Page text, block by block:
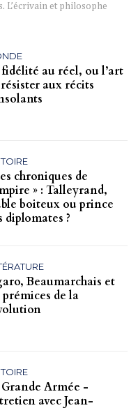
L’écrivain et philosophe
au réel, ou l’art
aux récits
chroniques de
» : Talleyrand,
boiteux ou prince
diplomates ?
Beaumarchais et
prémices de la
Armée -
avec Jean-